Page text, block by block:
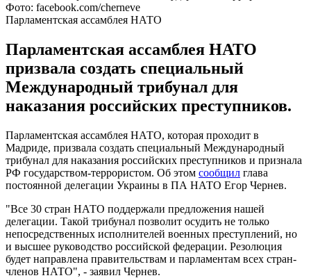
Фото: facebook.com/cherneve
Парламентская ассамблея НАТО
Парламентская ассамблея НАТО
призвала создать специальный
Международный трибунал для
наказания российских преступников.
Парламентская ассамблея НАТО, которая проходит в
Мадриде, призвала создать специальный Международный
трибунал для наказания российских преступников и признала
РФ государством-террористом. Об этом сообщил глава
постоянной делегации Украины в ПА НАТО Егор Чернев.
"Все 30 стран НАТО поддержали предложения нашей
делегации. Такой трибунал позволит осудить не только
непосредственных исполнителей военных преступлений, но
и высшее руководство российской федерации. Резолюция
будет направлена правительствам и парламентам всех стран-
членов НАТО", - заявил Чернев.